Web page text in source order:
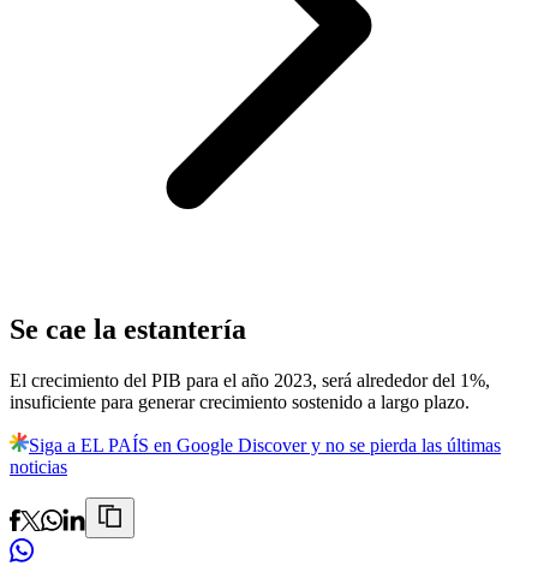
Se cae la estantería
El crecimiento del PIB para el año 2023, será alrededor del 1%,
insuficiente para generar crecimiento sostenido a largo plazo.
Siga a EL PAÍS en Google Discover y no se pierda las últimas
noticias